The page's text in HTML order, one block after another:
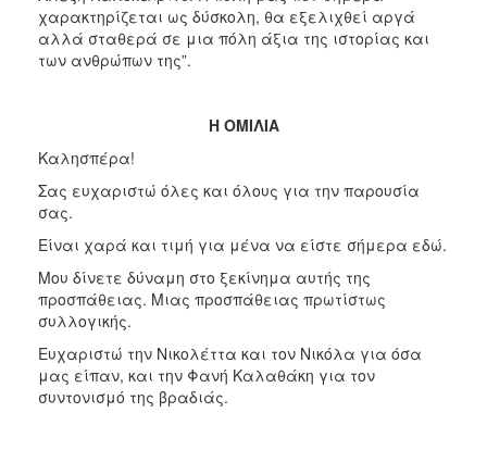
χαρακτηρίζεται ως δύσκολη, θα εξελιχθεί αργά
αλλά σταθερά σε μια πόλη άξια της ιστορίας και
των ανθρώπων της”.
Η ΟΜΙΛΙΑ
Καλησπέρα!
Σας ευχαριστώ όλες και όλους για την παρουσία
σας.
Είναι χαρά και τιμή για μένα να είστε σήμερα εδώ.
Μου δίνετε δύναμη στο ξεκίνημα αυτής της
προσπάθειας. Μιας προσπάθειας πρωτίστως
συλλογικής.
Ευχαριστώ την Νικολέττα και τον Νικόλα για όσα
μας είπαν, και την Φανή Καλαθάκη για τον
συντονισμό της βραδιάς.